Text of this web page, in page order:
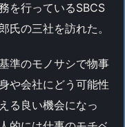
を行っているSBCS
氏の三社を訪れた。
準のモノサシで物事
や会社にどう可能性
る良い機会になっ